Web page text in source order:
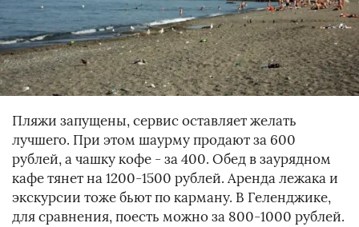
Пляжи запущены, сервис оставляет желать
лучшего. При этом шаурму продают за 600
рублей, а чашку кофе - за 400. Обед в заурядном
кафе тянет на 1200-1500 рублей. Аренда лежака и
экскурсии тоже бьют по карману. В Геленджике,
для сравнения, поесть можно за 800-1000 рублей.